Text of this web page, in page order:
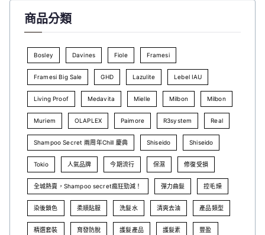
商品分類
Bosley Davines Fiole Framesi
Framesi Big Sale GHD Lazulite Lebel IAU
Living Proof Medavita Mielle Milbon Milbon
Muriem OLAPLEX Paimore R3system Real
Shampoo Secret 兩周年Chill 慶典 Shiseido Shiseido
Tokio 人氣品牌 今期流行 保濕 修復受損
全城熱賣，Shampoo secret瘋狂勁減！ 彈力曲髮 控毛燥
染後鎖色 柔順貼服 洗髮水 清爽去油 產品類型
精選套裝 育發防脫 護髮產品 護髮素 豐盈